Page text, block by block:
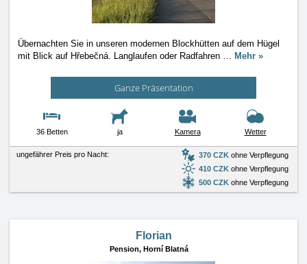
Übernachten Sie in unseren modernen Blockhütten auf dem Hügel
mit Blick auf Hřebečná. Langlaufen oder Radfahren … Mehr »
Ganze Präsentation
36 Betten ja Kamera Wetter
ungefährer Preis pro Nacht: 370 CZK ohne Verpflegung
410 CZK ohne Verpflegung
500 CZK ohne Verpflegung
Florian
Pension, Horní Blatná